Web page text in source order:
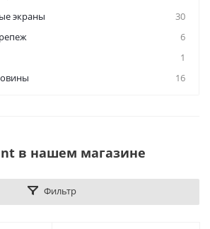
экраны
30
6
1
16
в нашем магазине
Фильтр